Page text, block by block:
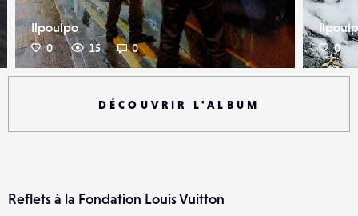
Ilpoulpo
0 15 0 0
DÉCOUVRIR L'ALBUM
Reflets à la Fondation Louis Vuitton